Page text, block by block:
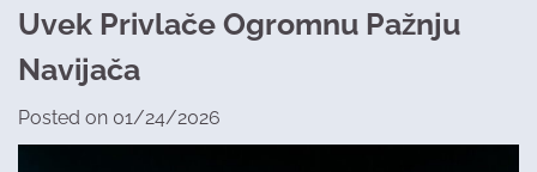
Uvek Privlače Ogromnu Pažnju
Navijača
Posted on 01/24/2026